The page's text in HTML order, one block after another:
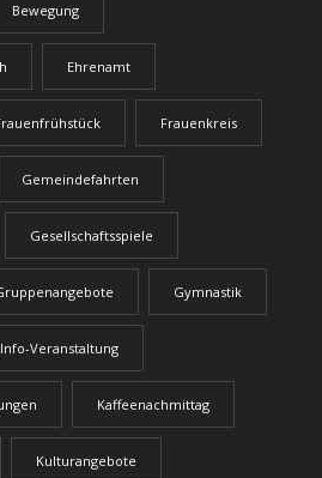
Bewegung
Ehrenamt
Frauenkreis
Gemeindefahrten
Gesellschaftsspiele
Gymnastik
Info-Veranstaltung
Kaffeenachmittag
Kulturangebote